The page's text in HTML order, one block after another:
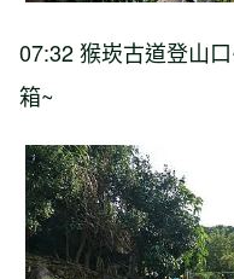
07:32 猴崁古道登山
箱~